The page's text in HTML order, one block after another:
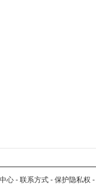
心 - 联系方式 - 保护隐私权 -